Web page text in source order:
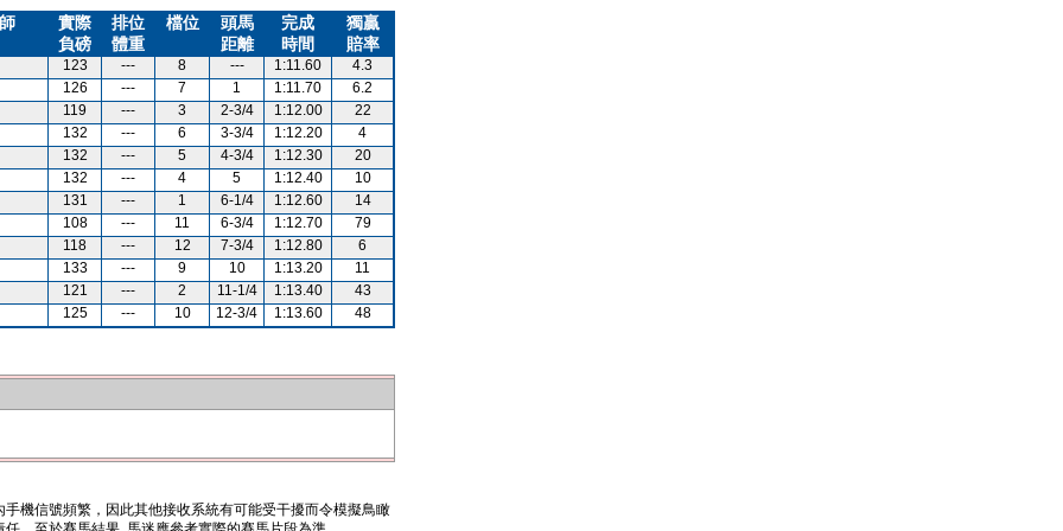
實際
負磅
排位
體重
檔位
頭馬
距離
完成
時間
獨贏
賠率
123 --- 8 --- 1:11.60
4.3
126
--- 7 1 1:11.70
6.2
119
--- 3 2-3/4 1:12.00
22
132
--- 6 3-3/4 1:12.20
4
132
--- 5 4-3/4 1:12.30
20
132
--- 4 5 1:12.40
10
131
--- 1 6-1/4 1:12.60
14
108
--- 11 6-3/4 1:12.70
79
118
--- 12 7-3/4 1:12.80
6
133
--- 9 10 1:13.20
11
121
--- 2 11-1/4 1:13.40
43
125
--- 10 12-3/4 1:13.60 48
機信號頻繁，因此其他接收系統有可能受干擾而令模擬鳥瞰